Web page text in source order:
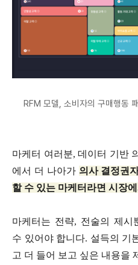
RFM 모델, 소비자의 구매행동
마케터 여러분, 데이터 기반
에서 더 나아가 의사 결정권
할 수 있는 마케터라면 시장
마케터는 전략, 전술의 제시
수 있어야 합니다. 설득의 기
고 더 들어 보고 싶은 내용을